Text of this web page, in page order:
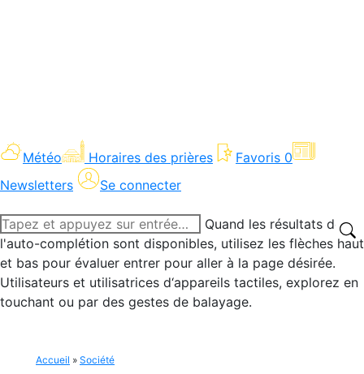
Météo Horaires des prières Favoris 0
Newsletters
Se connecter
Recherche
:
Quand les résultats de
l'auto-complétion sont disponibles, utilisez les flèches haut
et bas pour évaluer entrer pour aller à la page désirée.
Utilisateurs et utilisatrices d‘appareils tactiles, explorez en
touchant ou par des gestes de balayage.
Accueil » Société